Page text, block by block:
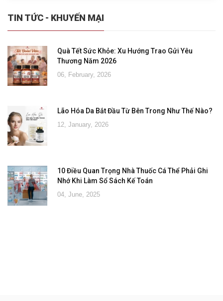
TIN TỨC - KHUYẾN MẠI
Quà Tết Sức Khỏe: Xu Hướng Trao Gửi Yêu
Thương Năm 2026
06, February, 2026
Lão Hóa Da Bắt Đầu Từ Bên Trong Như Thế Nào?
12, January, 2026
10 Điều Quan Trọng Nhà Thuốc Cá Thể Phải Ghi
Nhớ Khi Làm Sổ Sách Kế Toán
04, June, 2025